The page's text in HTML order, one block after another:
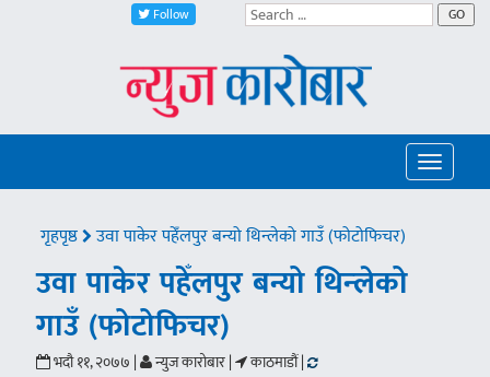
Follow GO
Toggle
गृहपृष्ठ उवा पाकेर पहेँलपुर बन्यो थिन्लेको गाउँ (फोटोफिचर)
उवा पाकेर पहेँलपुर बन्यो थिन्लेको
गाउँ (फोटोफिचर)
भदौ ११, २०७७ | न्युज कारोबार | काठमाडौं |